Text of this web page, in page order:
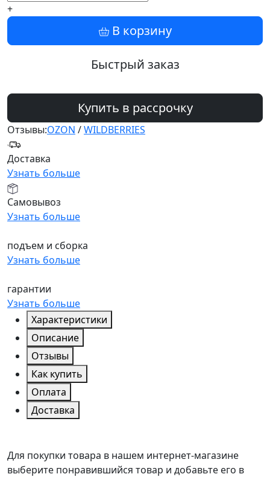
+
В корзину
Быстрый заказ
Купить в рассрочку
Отзывы:OZON /WILDBERRIES
Доставка
Узнать больше
Самовывоз
Узнать больше
подъем и сборка
Узнать больше
гарантии
Узнать больше
Характеристики
Описание
Отзывы
Как купить
Оплата
Доставка
Для покупки товара в нашем интернет-магазине
выберите понравившийся товар и добавьте его в